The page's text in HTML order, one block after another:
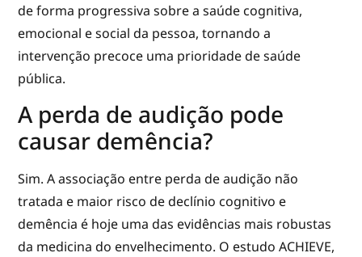
de forma progressiva sobre a saúde cognitiva,
emocional e social da pessoa, tornando a
intervenção precoce uma prioridade de saúde
pública.
A perda de audição pode
causar demência?
Sim. A associação entre perda de audição não
tratada e maior risco de declínio cognitivo e
demência é hoje uma das evidências mais robustas
da medicina do envelhecimento. O estudo ACHIEVE,